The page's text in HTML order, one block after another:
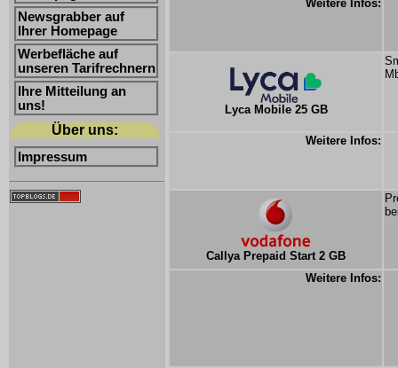
Newsgrabber auf
Ihrer Homepage
Werbefläche auf
unseren Tarifrechnern
Ihre Mitteilung an
uns!
Über uns:
Impressum
Weitere Infos:
Lyca Mobile 25 GB
Weitere Infos:
Callya Prepaid Start 2 GB
Weitere Infos: